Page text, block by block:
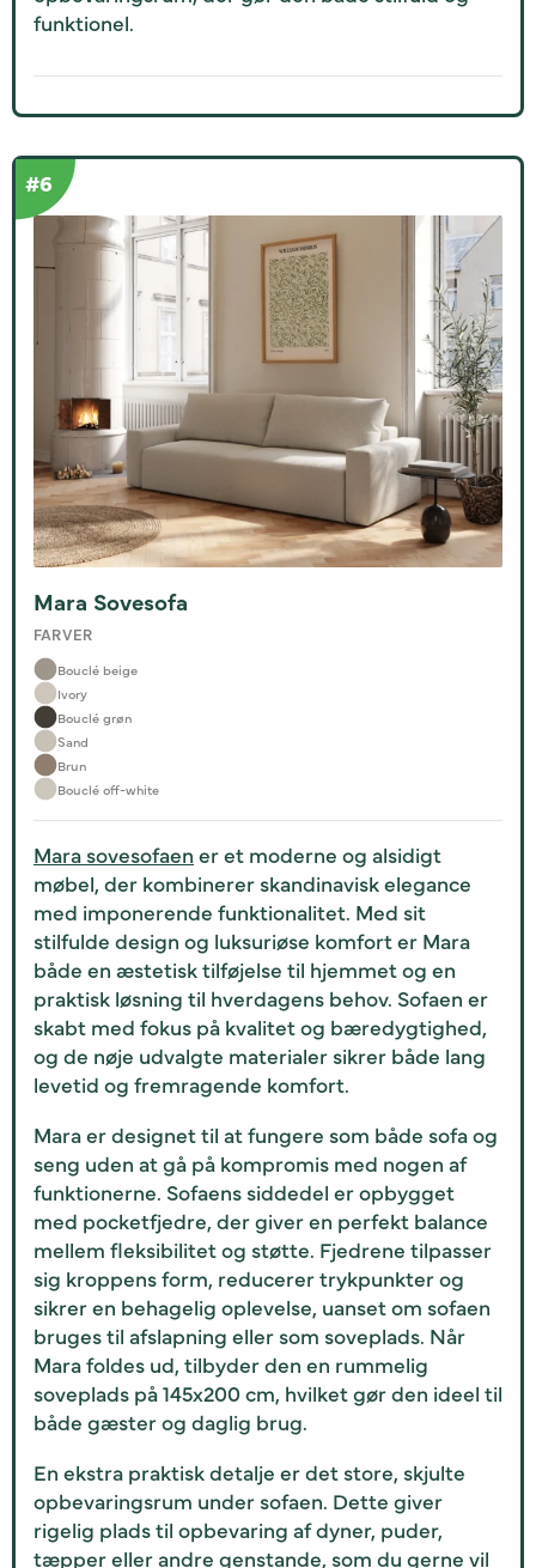
funktionel.
Mara Sovesofa
FARVER
Bouclé beige
Ivory
Bouclé grøn
Sand
Brun
Bouclé off-white
Mara sovesofaen er et moderne og alsidigt
møbel, der kombinerer skandinavisk elegance
med imponerende funktionalitet. Med sit
stilfulde design og luksuriøse komfort er Mara
både en æstetisk tilføjelse til hjemmet og en
praktisk løsning til hverdagens behov. Sofaen er
skabt med fokus på kvalitet og bæredygtighed,
og de nøje udvalgte materialer sikrer både lang
levetid og fremragende komfort.
Mara er designet til at fungere som både sofa og
seng uden at gå på kompromis med nogen af
funktionerne. Sofaens siddedel er opbygget
med pocketfjedre, der giver en perfekt balance
mellem fleksibilitet og støtte. Fjedrene tilpasser
sig kroppens form, reducerer trykpunkter og
sikrer en behagelig oplevelse, uanset om sofaen
bruges til afslapning eller som soveplads. Når
Mara foldes ud, tilbyder den en rummelig
soveplads på 145x200 cm, hvilket gør den ideel til
både gæster og daglig brug.
En ekstra praktisk detalje er det store, skjulte
opbevaringsrum under sofaen. Dette giver
rigelig plads til opbevaring af dyner, puder,
tæpper eller andre genstande, som du gerne vil